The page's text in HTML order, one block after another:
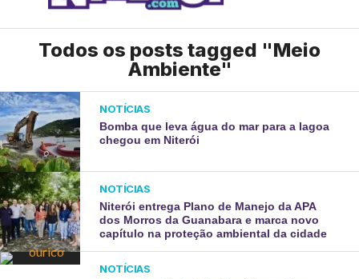
Todos os posts tagged "Meio
Ambiente"
NOTÍCIAS
Bomba que leva água do mar para a lagoa
chegou em Niterói
NOTÍCIAS
Niterói entrega Plano de Manejo da APA
dos Morros da Guanabara e marca novo
capítulo na proteção ambiental da cidade
NOTÍCIAS